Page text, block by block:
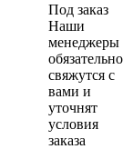
Под заказ
Наши
менеджеры
обязательно
свяжутся с
вами и
уточнят
условия
заказа